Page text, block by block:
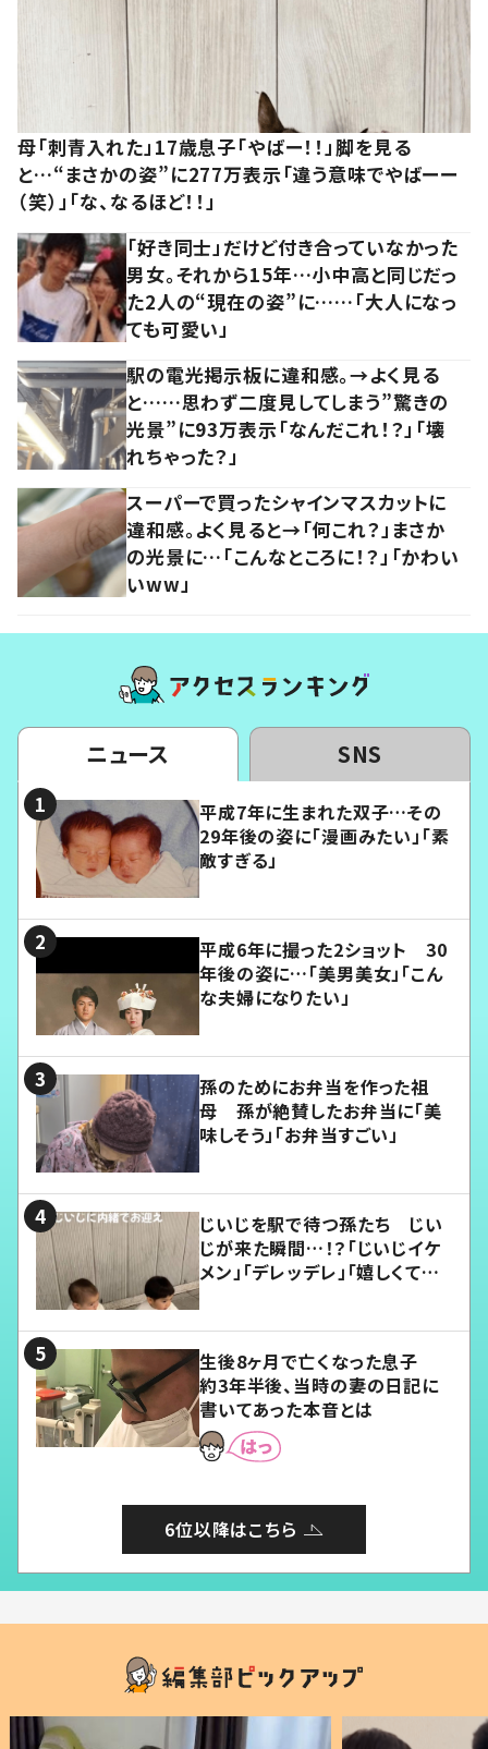
母「刺青入れた」17歳息子「やばー！！」脚を見る
と…“まさかの姿”に277万表示「違う意味でやばーー
（笑）」「な、なるほど！！」
「好き同士」だけど付き合っていなかった
男女。それから15年…小中高と同じだっ
た2人の“現在の姿”に……「大人になっ
ても可愛い」
駅の電光掲示板に違和感。→よく見る
と……思わず二度見してしまう”驚きの
光景”に93万表示「なんだこれ！？」「壊
れちゃった？」
スーパーで買ったシャインマスカットに
違和感。よく見ると→「何これ？」まさか
の光景に…「こんなところに！？」「かわい
いww」
ニュース SNS
平成7年に生まれた双子…その
29年後の姿に「漫画みたい」「素
敵すぎる」
平成6年に撮った2ショット 30
年後の姿に…「美男美女」「こん
な夫婦になりたい」
孫のためにお弁当を作った祖
母 孫が絶賛したお弁当に「美
味しそう」「お弁当すごい」
じいじを駅で待つ孫たち じい
じが来た瞬間…！？「じいじイケ
メン」「デレッデレ」「嬉しくて可
生後8ヶ月で亡くなった息子
約3年半後、当時の妻の日記に
書いてあった本音とは
6位以降はこちら